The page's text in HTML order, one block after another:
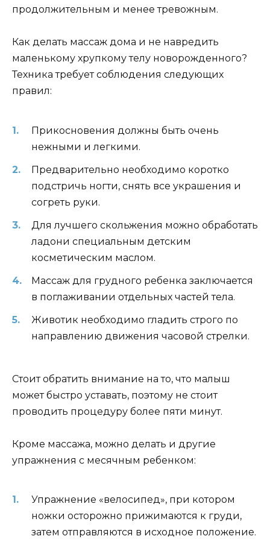
продолжительным и менее тревожным.
Как делать массаж дома и не навредить
маленькому хрупкому телу новорожденного?
Техника требует соблюдения следующих
правил:
Прикосновения должны быть очень
нежными и легкими.
Предварительно необходимо коротко
подстричь ногти, снять все украшения и
согреть руки.
Для лучшего скольжения можно обработать
ладони специальным детским
косметическим маслом.
Массаж для грудного ребенка заключается
в поглаживании отдельных частей тела.
Животик необходимо гладить строго по
направлению движения часовой стрелки.
Стоит обратить внимание на то, что малыш
может быстро уставать, поэтому не стоит
проводить процедуру более пяти минут.
Кроме массажа, можно делать и другие
упражнения с месячным ребенком:
Упражнение «велосипед», при котором
ножки осторожно прижимаются к груди,
затем отправляются в исходное положение.